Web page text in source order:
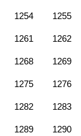
1254 1255
1261 1262
1268 1269
1275 1276
1282 1283
1289 1290